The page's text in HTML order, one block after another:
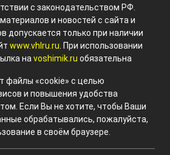
с законодательством РФ.
и новостей с сайта и
допускается только при наличии
www.vhlru.ru . При использовании
на voshimik.ru обязательна
файлы «cookie» с целью
и повышения удобства
Если Вы не хотите, чтобы Ваши
обрабатывались, пожалуйста,
в своём браузере.